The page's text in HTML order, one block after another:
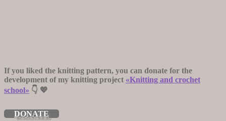
If you liked the knitting pattern, you can donate for the
development of my knitting project «Knitting and crochet
school» 👇 💖
DONATE